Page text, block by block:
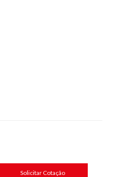
Solicitar Cotação